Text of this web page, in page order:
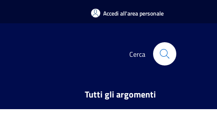
Accedi all'area personale
Cerca
Tutti gli argomenti